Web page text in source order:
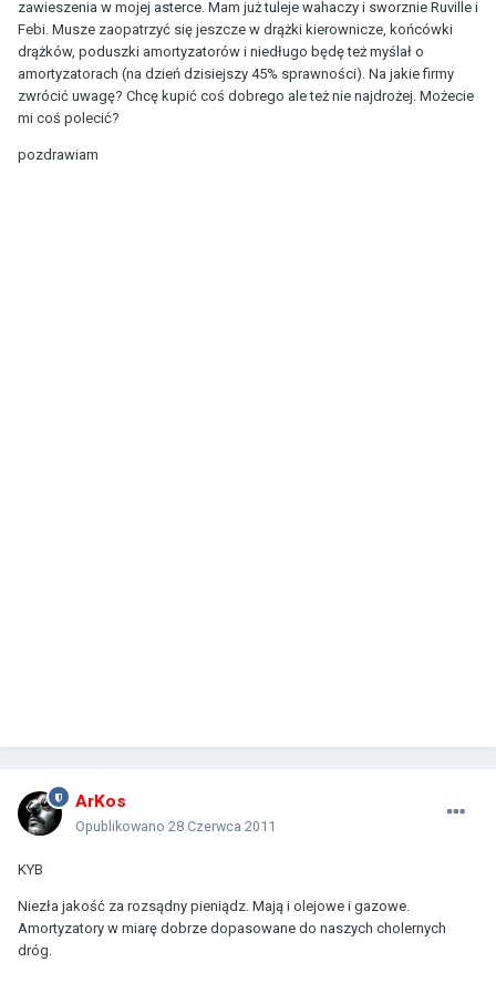
zawieszenia w mojej asterce. Mam już tuleje wahaczy i sworznie Ruville i
Febi. Musze zaopatrzyć się jeszcze w drążki kierownicze, końcówki
drążków, poduszki amortyzatorów i niedługo będę też myślał o
amortyzatorach (na dzień dzisiejszy 45% sprawności). Na jakie firmy
zwrócić uwagę? Chcę kupić coś dobrego ale też nie najdrożej. Możecie
mi coś polecić?
pozdrawiam
ArKos
Opublikowano 28 Czerwca 2011
KYB
Niezła jakość za rozsądny pieniądz. Mają i olejowe i gazowe.
Amortyzatory w miarę dobrze dopasowane do naszych cholernych
dróg.